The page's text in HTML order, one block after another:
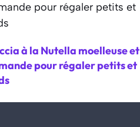
à la Nutella moelleuse et
pour régaler petits et